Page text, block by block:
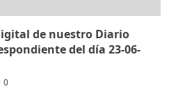
de nuestro Diario
del día 23-06-
0